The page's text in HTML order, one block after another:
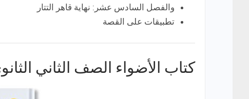
والفصل السادس عشر: نهاية قاهر التتار
تطبيقات على القصة
كتاب الأضواء الصف الثاني